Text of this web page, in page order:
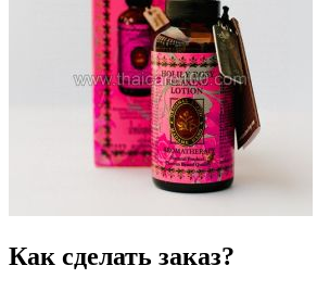
Как сделать заказ?